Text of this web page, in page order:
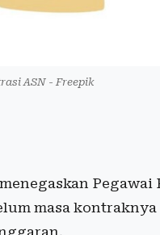
ASN - Freepik
masa